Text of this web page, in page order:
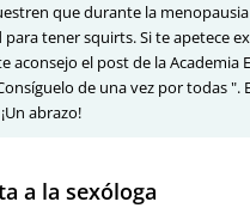
que durante la
para tener squirts. Si te apetece
aconsejo el post de la Academia
de una vez por todas ".
abrazo!
a la sexóloga